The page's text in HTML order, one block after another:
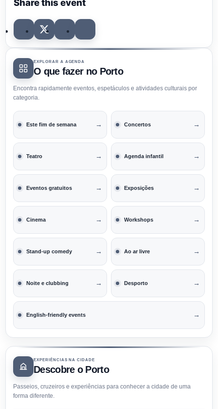
Share this event
EXPLORAR A AGENDA
O que fazer no Porto
Encontra rapidamente eventos, espetáculos e atividades culturais por
categoria.
Este fim de semana → Concertos →
Teatro → Agenda infantil →
Eventos gratuitos → Exposições →
Cinema → Workshops →
Stand-up comedy → Ao ar livre →
Noite e clubbing → Desporto →
English-friendly events →
EXPERIÊNCIAS NA CIDADE
Descobre o Porto
Passeios, cruzeiros e experiências para conhecer a cidade de uma
forma diferente.